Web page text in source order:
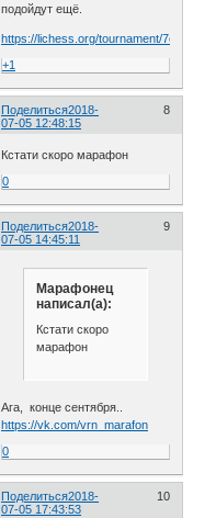
подойдут ещё.
https://lichess.org/tournament/7ctguzuH
+1
Поделиться 8
2018-
07-05 12:48:15
Кстати скоро марафон
0
Поделиться 9
2018-
07-05 14:45:11
Марафонец
написал(а):
Кстати скоро
марафон
Ага, конце сентября..
https://vk.com/vrn_marafon
0
Поделиться 10
2018-
07-05 17:43:53